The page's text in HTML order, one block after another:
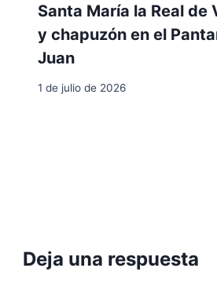
Santa María la Real de
y chapuzón en el
Juan
1 de julio de 2026
Deja una respuesta